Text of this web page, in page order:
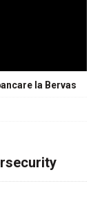
la Bervas